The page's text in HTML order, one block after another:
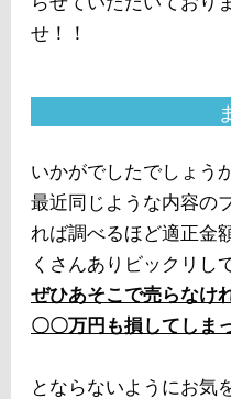
せ！！
いかがでしたでしょう
最近同じような内容の
れば調べるほど適正金
くさんありビックリし
ぜひあそこで売らなけ
〇〇万円も損してしま
とならないようにお気